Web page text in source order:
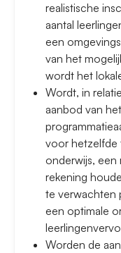
realistische
aantal
een
van het
wordt het
Wordt, in
aanbod van
voor
onderwijs, een
rekening
te verwachten
een optimale
Worden de